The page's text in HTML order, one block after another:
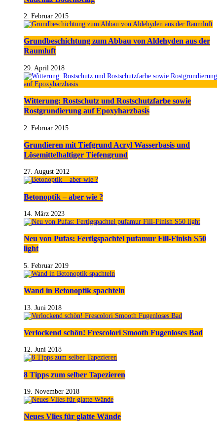
2. Februar 2015
Grundbeschichtung zum Abbau von Aldehyden aus der
Raumluft
29. April 2018
Witterung: Rostschutz und Rostschutzfarbe sowie
Rostgrundierung auf Epoxyharzbasis
2. Februar 2015
Grundieren mit Tiefgrund Acryl Wasserbasis und
Lösemittelhaltiger Tiefengrund
27. August 2012
Betonoptik – aber wie ?
14. März 2023
Neu von Pufas: Fertigspachtel pufamur Fill-Finish S50
light
5. Februar 2019
Wand in Betonoptik spachteln
13. Juni 2018
Verlockend schön! Frescolori Smooth Fugenloses Bad
12. Juni 2018
8 Tipps zum selber Tapezieren
19. November 2018
Neues Vlies für glatte Wände